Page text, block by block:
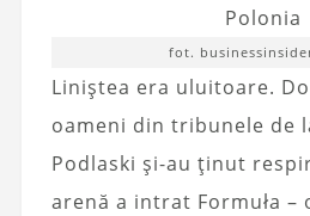
fot.
Liniștea era uluitoare.
oameni din tribunele de
Podlaski și-au ținut
arenă a intrat Formuła –